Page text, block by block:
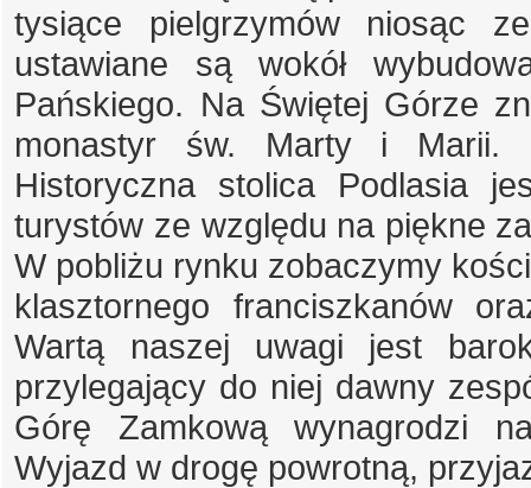
tysiące pielgrzymów niosąc
ustawiane są wokół
Pańskiego. Na Świętej Górze
monastyr św. Marty i Marii.
Historyczna stolica Podlasia
turystów ze względu na piękne
W pobliżu rynku zobaczymy
klasztornego franciszkanów
Wartą naszej uwagi jest
przylegający do niej dawny
Górę Zamkową wynagrodzi
Wyjazd w drogę powrotną,